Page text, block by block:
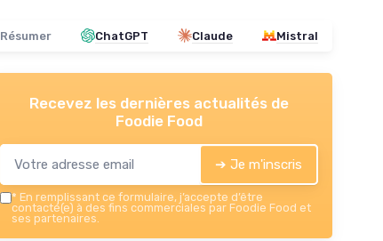
Résumer ChatGPT Claude Mistral
Recevez les dernières actualités de
Foodie Food
➔ Je m'inscris
* En remplissant ce formulaire, j’accepte d’être
contacté(e) à des fins commerciales par Foodie Food et
ses partenaires.